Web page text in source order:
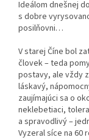
Ideálom dnešnej
s dobre
posilňovni…
V starej Číne bol
človek – teda
postavy, ale vždy
láskavý,
zaujímajúci sa o
neklebetiaci,
a spravodlivý –
Vyzeral síce na 60